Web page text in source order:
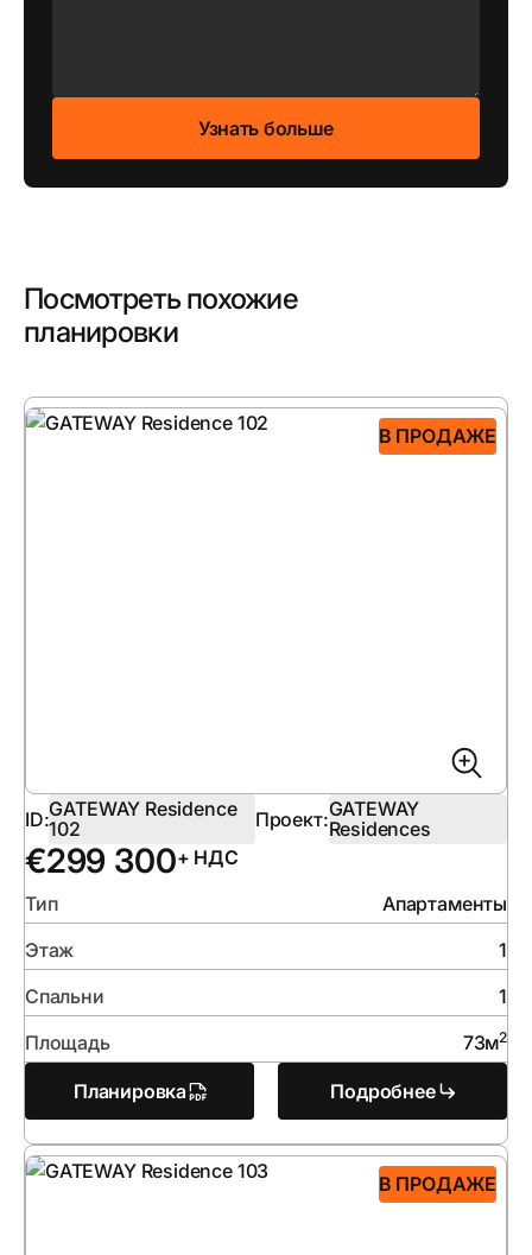
Посмотреть похожие
планировки
В ПРОДАЖЕ
ID:GATEWAY Residence
102
Проект:GATEWAY
Residences
€299 300+ НДС
Тип
Апартаменты
Этаж
1
Спальни
1
Площадь
73м2
Планировка Подробнее
В ПРОДАЖЕ